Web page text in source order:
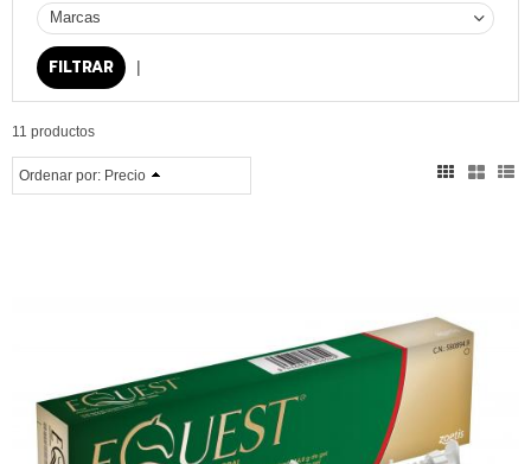
Marcas
|
11 productos
Ordenar por: Precio